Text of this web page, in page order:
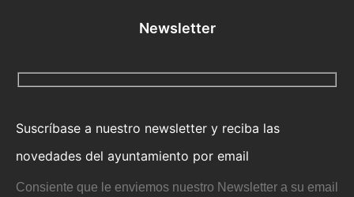
Newsletter
Suscríbase a nuestro newsletter y reciba las
novedades del ayuntamiento por email
Consiente que le enviemos nuestro Newsletter a su email